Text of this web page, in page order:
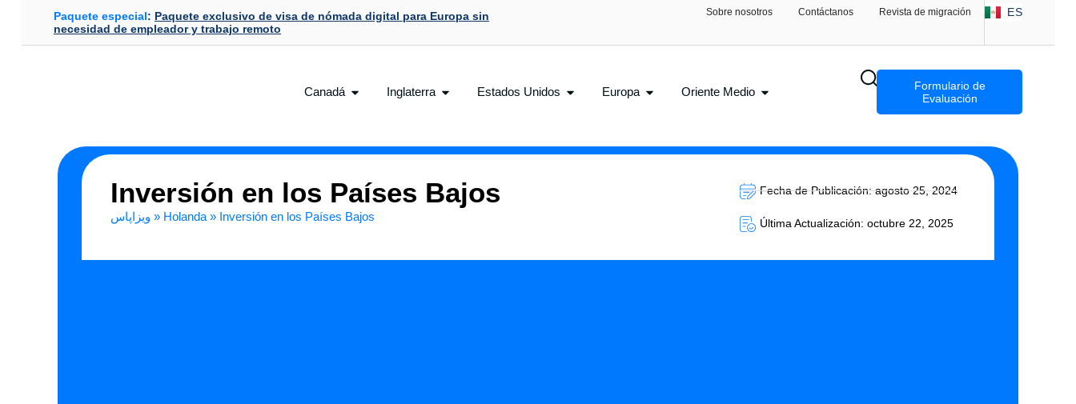
Paquete especial: Paquete exclusivo de visa de nómada digital para Europa sin
necesidad de empleador y trabajo remoto
Sobre nosotros Contáctanos Revista de migración ES
FA
Canadá Inglaterra Estados Unidos Europa Oriente Medio
Formulario de
Evaluación
Inversión en los Países Bajos
ویزاپاس » Holanda» Inversión en los Países Bajos
Fecha de Publicación: agosto 25, 2024
Última Actualización: octubre 22, 2025